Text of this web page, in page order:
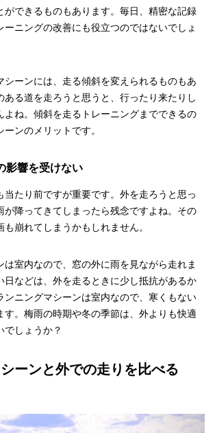
ができるものもあります。毎日、精密な記録
ーニングの改善にも役立つのではないでしょ
シーンには、走る傾斜を変えられるものもあ
ある道を走ろうと思うと、行ったり来たりし
よね。傾斜を走るトレーニングまでできるの
ンのメリットです。
影響を受けない
当たり前ですが重要です。外を走ろうと思っ
が降ってきてしまったら残念ですよね。その
崩れてしまうかもしれません。
は室内なので、窓の外に雨を見ながら走れま
日などは、外を走るときに少し抵抗があるか
ンニングマシーンは室内なので、寒くもない
す。梅雨の時期や冬の季節は、外よりも快適
でしょうか？
ーンと外での走りを比べる